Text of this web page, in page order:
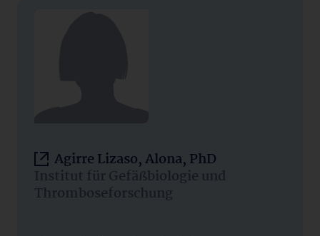
Agirre Lizaso, Alona, PhD
Institut für Gefäßbiologie und
Thromboseforschung